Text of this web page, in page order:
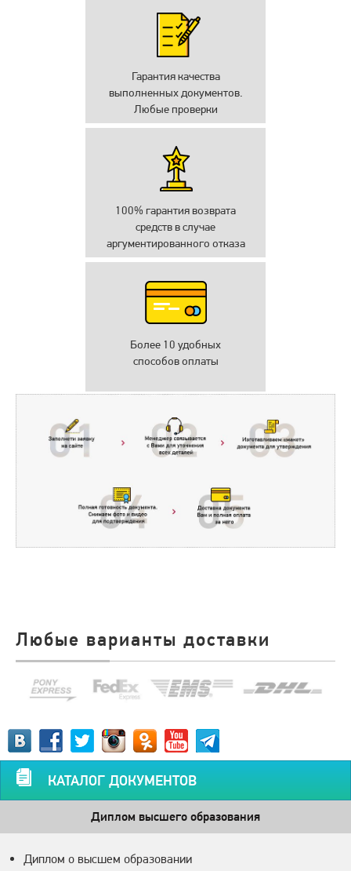
Гарантия качества
выполненных документов.
Любые проверки
100% гарантия возврата
средств в случае
аргументированного отказа
Более 10 удобных
способов оплаты
Любые варианты доставки
КАТАЛОГ ДОКУМЕНТОВ
Диплом высшего образования
Диплом о высшем образовании